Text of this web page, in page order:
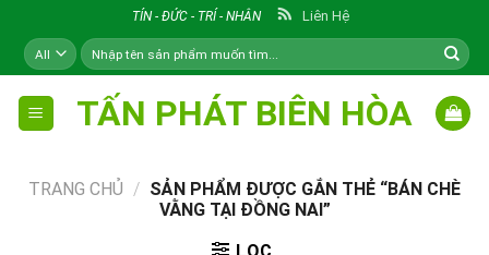
content
TÍN - ĐỨC - TRÍ - NHÂN Liên Hệ
Tìm
kiếm:
TẤN PHÁT BIÊN HÒA
TRANG CHỦ / SẢN PHẨM ĐƯỢC GẮN THẺ “BÁN CHÈ
VẰNG TẠI ĐỒNG NAI”